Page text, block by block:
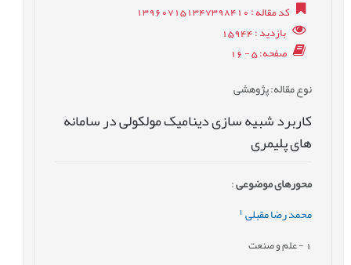
کد مقاله: 139607151347398410
بازدید: 15944
صفحه: 5 - 16
نوع مقاله: پژوهشی
کاربرد شبیه سازی دینامیک مولکولی در سامانه
های پلیمری
محورهای موضوعی:
محمد رضا مقبلی
- علم و صنعت